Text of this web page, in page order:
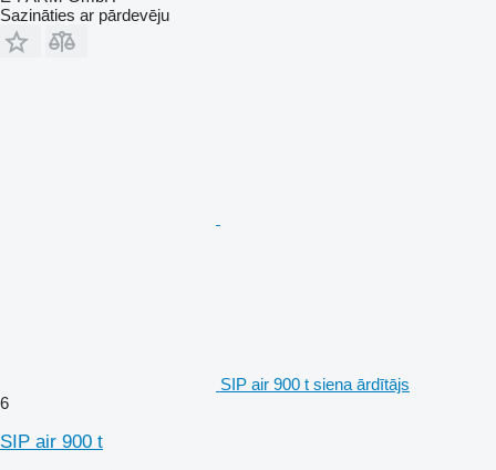
Sazināties ar pārdevēju
SIP air 900 t siena ārdītājs
6
SIP air 900 t